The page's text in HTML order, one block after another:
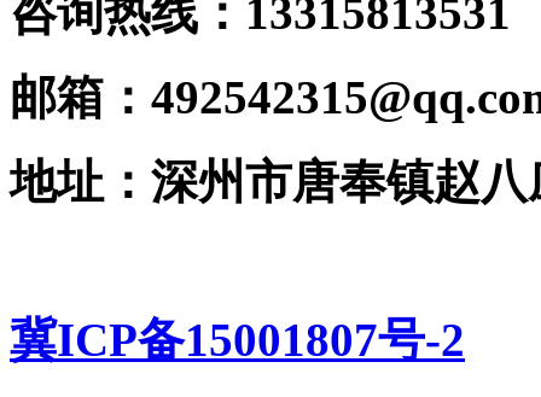
咨询热线：
邮箱：
地址：深州市唐奉镇赵
冀ICP备15001807号-2